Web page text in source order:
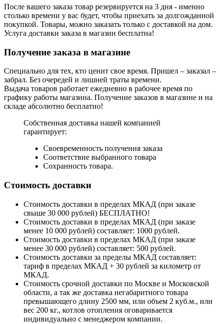
После вашего заказа товар резервируется на 3 дня - именно
столько времени у вас будет, чтобы приехать за долгожданной
покупкой. Товары, можно заказать только с доставкой на дом.
Услуга доставки заказа в магазин бесплатна!
Получение заказа в магазине
Специально для тех, кто ценит свое время. Пришел – заказал –
забрал. Без очередей и лишней траты времени.
Выдача товаров работает ежедневно в рабочее время по
графику работы магазина. Получение заказов в магазине и на
складе абсолютно бесплатно!
Собственная доставка нашей компанией
гарантирует:
Своевременность получения заказа
Соответствие выбранного товара
Сохранность товара.
Стоимость доставки
Стоимость доставки в пределах МКАД (при заказе
свыше 30 000 рублей) БЕСПЛАТНО!
Стоимость доставки в пределах МКАД (при заказе
менее 10 000 рублей) составляет: 1000 рублей.
Стоимость доставки в пределах МКАД (при заказе
менее 30 000 рублей) составляет: 500 рублей.
Стоимость доставки за пределы МКАД составляет:
тариф в пределах МКАД + 30 рублей за километр от
МКАД.
Стоимость срочной доставки по Москве и Московской
области, а так же доставка негабаритного товара
превышающего длину 2500 мм, или объем 2 куб.м., или
вес 200 кг., котлов отопления оговаривается
индивидуально с менеджером компании.